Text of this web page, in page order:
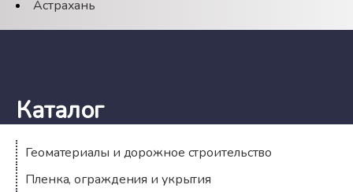
Астрахань
Каталог
Геоматериалы и дорожное строительство
Пленка, ограждения и укрытия